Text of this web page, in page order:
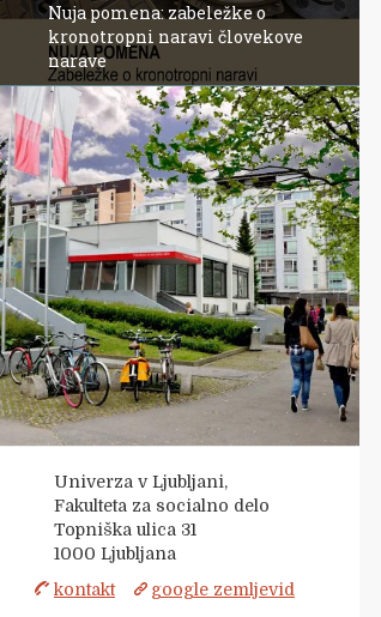
Nuja pomena: zabeležke o
kronotropni naravi človekove
narave
Univerza v Ljubljani,
Fakulteta za socialno delo
Topniška ulica 31
1000 Ljubljana
kontakt
google zemljevid